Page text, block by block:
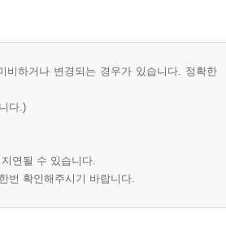
하거나 변경되는 경우가 있습니다. 정확한
다.)
연될 수 있습니다.
번 확인해주시기 바랍니다.